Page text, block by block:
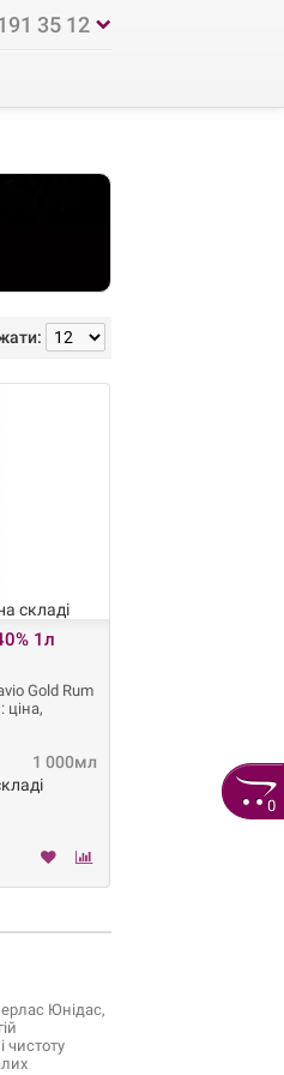
35 12
0
складі
1л
Gold Rum
ціна,
1 000мл
Юнідас,
чистоту